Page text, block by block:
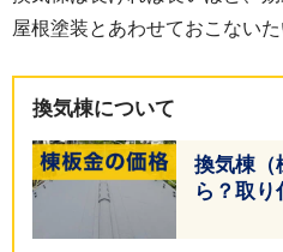
屋根塗装とあわせておこないた
換気棟について
換気棟（
ら？取